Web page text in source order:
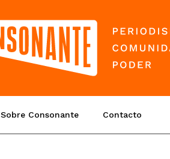
Sobre Consonante Contacto